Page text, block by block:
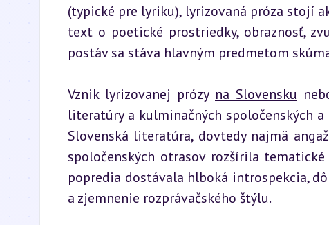
(typické pre lyriku), lyrizovaná próza stojí
text o poetické prostriedky, obraznosť,
postáv sa stáva hlavným predmetom
Vznik lyrizovanej prózy na Slovensku
literatúry a kulminačných spoločenských
Slovenská literatúra, dovtedy najmä
spoločenských otrasov rozšírila
popredia dostávala hlboká introspekcia,
a zjemnenie rozprávačského štýlu.